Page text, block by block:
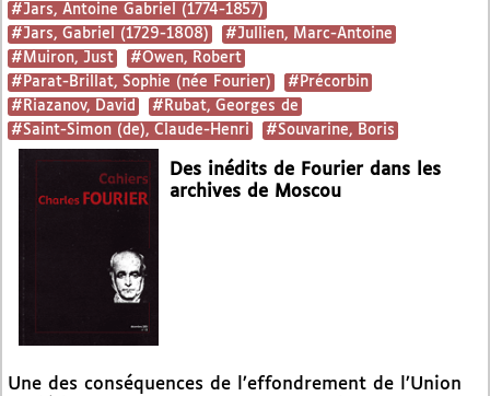
#Jars, Antoine Gabriel (1774-1857)
#Jars, Gabriel (1729-1808)
#Jullien, Marc-Antoine
#Muiron, Just
#Owen, Robert
#Parat-Brillat, Sophie (née Fourier)
#Précorbin
#Riazanov, David
#Rubat, Georges de
#Saint-Simon (de), Claude-Henri
#Souvarine, Boris
Des inédits de Fourier dans les
archives de Moscou
Une des conséquences de l’effondrement de l’Union